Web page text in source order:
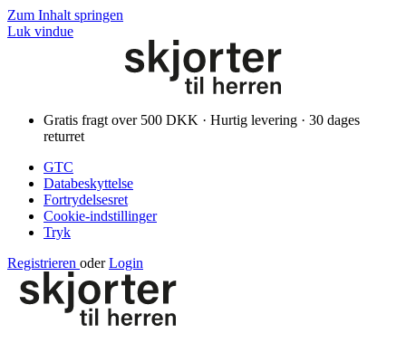
Zum Inhalt springen
Luk vindue
Gratis fragt over 500 DKK · Hurtig levering · 30 dages
returret
GTC
Databeskyttelse
Fortrydelsesret
Cookie-indstillinger
Tryk
Registrieren oder Login